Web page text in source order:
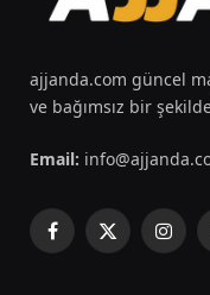
ajjanda.com güncel
ve bağımsız bir
Email:
Facebook
X